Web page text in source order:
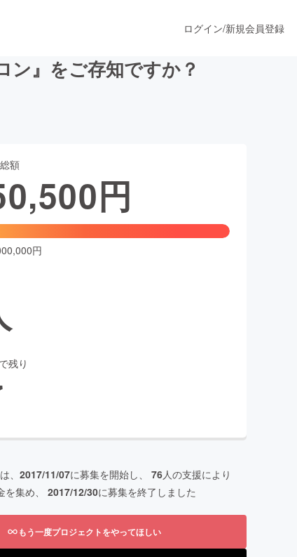
ファッション
ログイン/新規会員登録
ン』をご存知ですか？
額
円
円
残り
、 2017/11/07に募集を開始し、 76人の支援により
を集め、 2017/12/30に募集を終了しました
もう一度プロジェクトをやってほしい